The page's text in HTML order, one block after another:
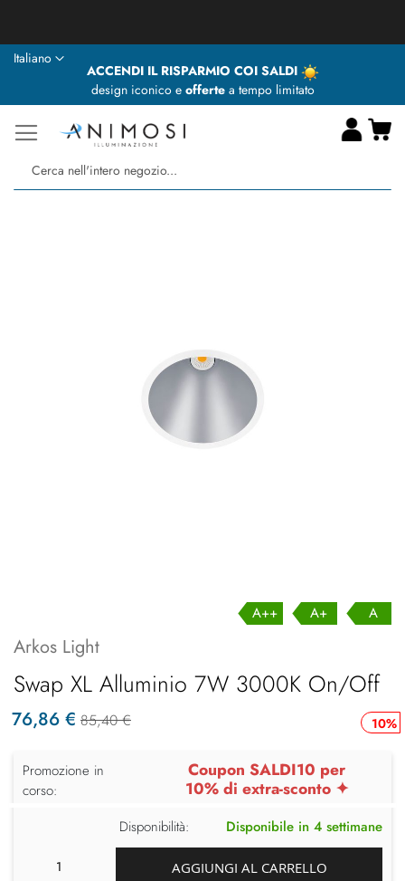
ACCENDI IL RISPARMIO COI SALDI
design iconico e offertea tempo limitato
Lingua
Italiano
A++ A+ A
Arkos Light
Swap XL Alluminio 7W 3000K On/Off
10%
76,86 € 85,40 €
Promozione in
corso:
Coupon SALDI10 per
10% di extra-sconto ✦
Disponibilità: Disponibile in 4 settimane
AGGIUNGI AL CARRELLO